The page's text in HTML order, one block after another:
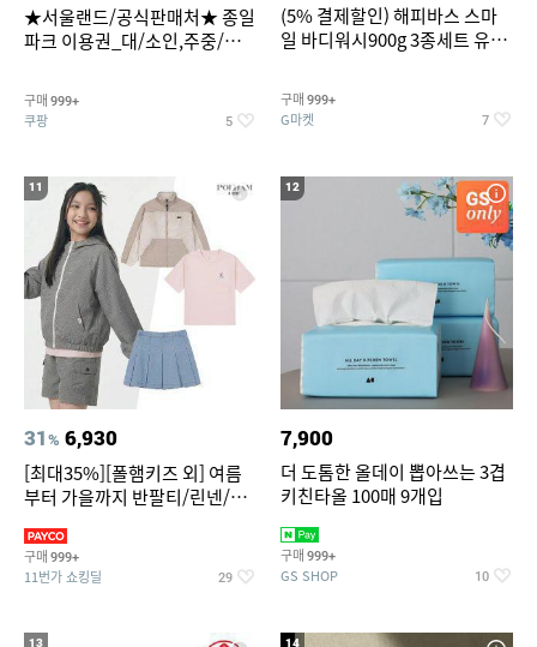
★서울랜드/공식판매처★ 종일
파크 이용권_대/소인,주중/주
구매 999+
쿠팡 5
(5% 결제할인) 해피바스 스마
일 바디워시900g 3종세트 유
구매 999+
G마켓 7
11
31% 6,930
[최대35%][폴햄키즈 외] 여름
부터 가을까지 반팔티/린넨/맨
구매 999+
11번가 쇼킹딜 29
12
7,900
더 도톰한 올데이 뽑아쓰는 3겹
키친타올 100매 9개입
구매 999+
GS SHOP 10
13 14